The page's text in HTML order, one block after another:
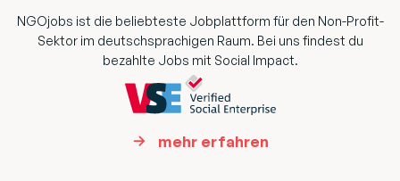
NGOjobs ist die beliebteste Jobplattform für den Non-Profit-
Sektor im deutschsprachigen Raum. Bei uns findest du
bezahlte Jobs mit Social Impact.
mehr erfahren